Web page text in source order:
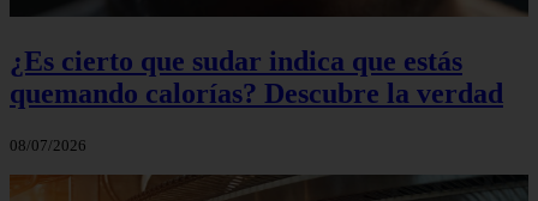
¿Es cierto que sudar indica que estás
quemando calorías? Descubre la verdad
08/07/2026